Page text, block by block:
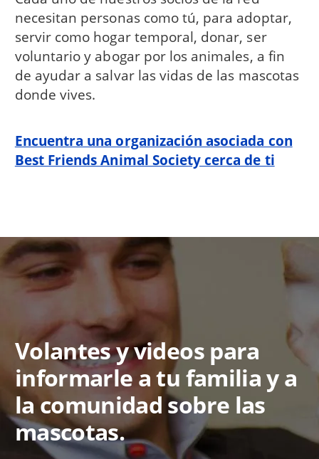
necesitan personas como tú, para adoptar,
servir como hogar temporal, donar, ser
voluntario y abogar por los animales, a fin
de ayudar a salvar las vidas de las mascotas
donde vives.
Encuentra una organización asociada con
Best Friends Animal Society cerca de ti
Volantes y videos para
informarle a tu familia y a
la comunidad sobre las
mascotas.